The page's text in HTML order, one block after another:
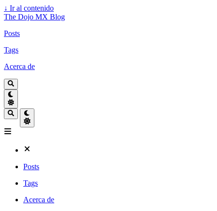
↓ Ir al contenido
The Dojo MX Blog
Posts
Tags
Acerca de
Posts
Tags
Acerca de